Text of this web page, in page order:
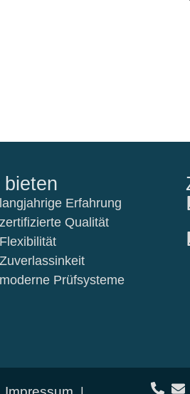
bieten
langjahrige Erfahrung
zertifizierte Qualität
Flexibilität
Zuverlassinkeit
moderne Prüfsysteme